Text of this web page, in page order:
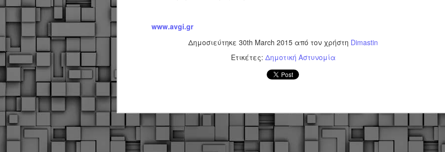
www.avgi.gr
Δημοσιεύτηκε 30th March 2015 από τον χρήστη Dimastin
Ετικέτες: Δημοτική Αστυνομία
Φωτογραφικό ρεπορτάζ
χρόνια! Και βέβαια, ακόμη και με αυτές τις προσλήψεις, δεν
υπηρετούσαν το 2013 προ της κατάργησης της υπηρεσίας με
απόφαση του σημερινού πρωθυπουργού Κυριάκου Μητσοτάκη. Ας
Τον απολογισμό των δράσεων ελέγχου για τα ζώα συντροφιάς
κατά το δίμηνο Ιανουαρίου – Φεβρουαρίου 2026 παρουσιάζει η
Δημοτική Αστυνομία Θεσσαλονίκης, με στόχο την προστασία των
ζώων και την ομαλή συμβίωση στην πόλη.